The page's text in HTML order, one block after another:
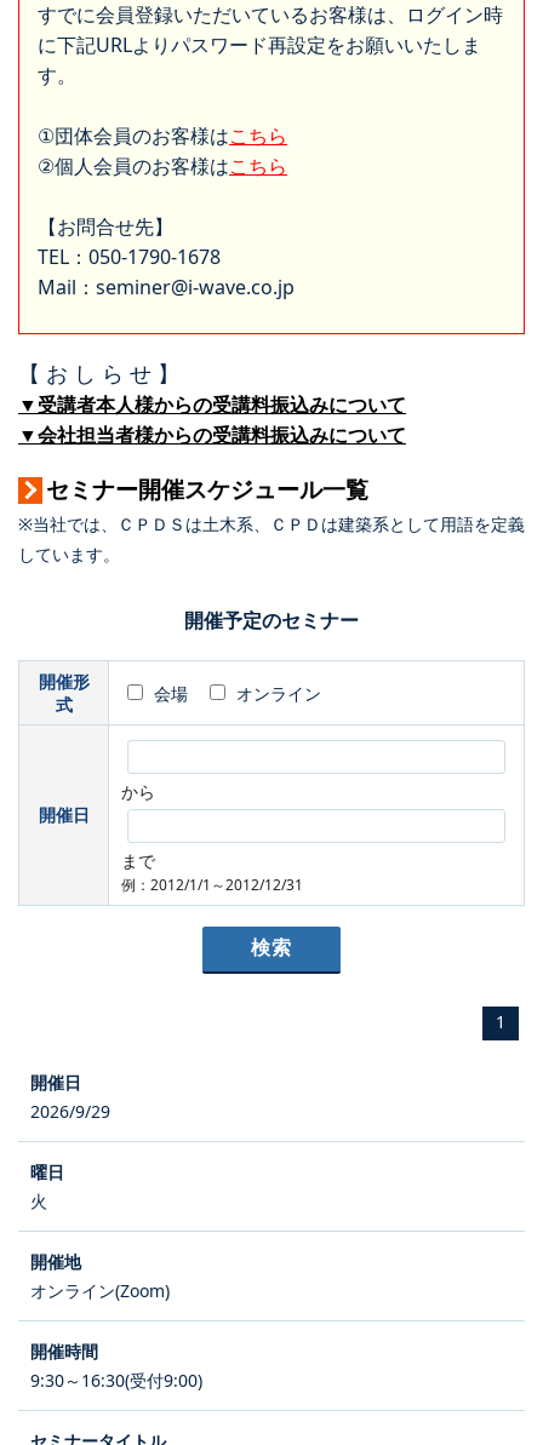
すでに会員登録いただいているお客様は、ログイン時
に下記URLよりパスワード再設定をお願いいたしま
す。
①団体会員のお客様はこちら
②個人会員のお客様はこちら
【お問合せ先】
TEL：050-1790-1678
Mail：seminer@i-wave.co.jp
【 お し ら せ 】
▼受講者本人様からの受講料振込みについて
▼会社担当者様からの受講料振込みについて
セミナー開催スケジュール一覧
※当社では、ＣＰＤＳは土木系、ＣＰＤは建築系として用語を定義
しています。
開催予定のセミナー
開催形
式
会場 オンライン
開催日
から
まで
例：2012/1/1～2012/12/31
1
2026/9/29
火
オンライン(Zoom)
9:30～16:30(受付9:00)